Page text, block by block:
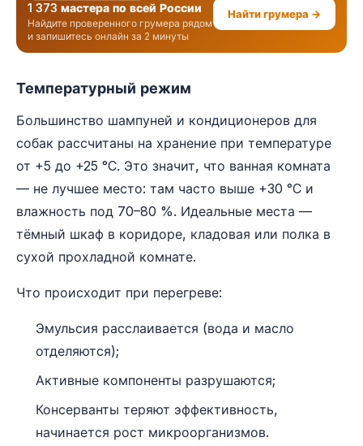
1 373 мастера по всей России
Найдите проверенного грумера рядом
и запишитесь онлайн за 2 минуты
Найти грумера →
Температурный режим
Большинство шампуней и кондиционеров для
собак рассчитаны на хранение при температуре
от +5 до +25 °C. Это значит, что ванная комната
— не лучшее место: там часто выше +30 °C и
влажность под 70–80 %. Идеальные места —
тёмный шкаф в коридоре, кладовая или полка в
сухой прохладной комнате.
Что происходит при перегреве:
Эмульсия расслаивается (вода и масло
отделяются);
Активные компоненты разрушаются;
Консерванты теряют эффективность,
начинается рост микроорганизмов.